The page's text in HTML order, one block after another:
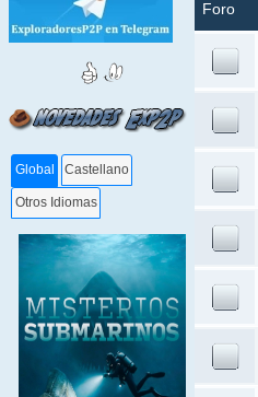
Global Castellano
Otros Idiomas
Foro